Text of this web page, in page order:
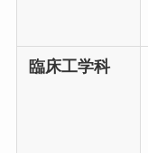
臨床工学科